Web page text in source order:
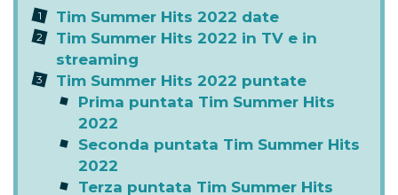
Tim Summer Hits 2022 date
Tim Summer Hits 2022 in TV e in
streaming
Tim Summer Hits 2022 puntate
Prima puntata Tim Summer Hits
2022
Seconda puntata Tim Summer Hits
2022
Terza puntata Tim Summer Hits